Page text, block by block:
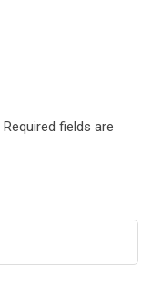
Required fields are